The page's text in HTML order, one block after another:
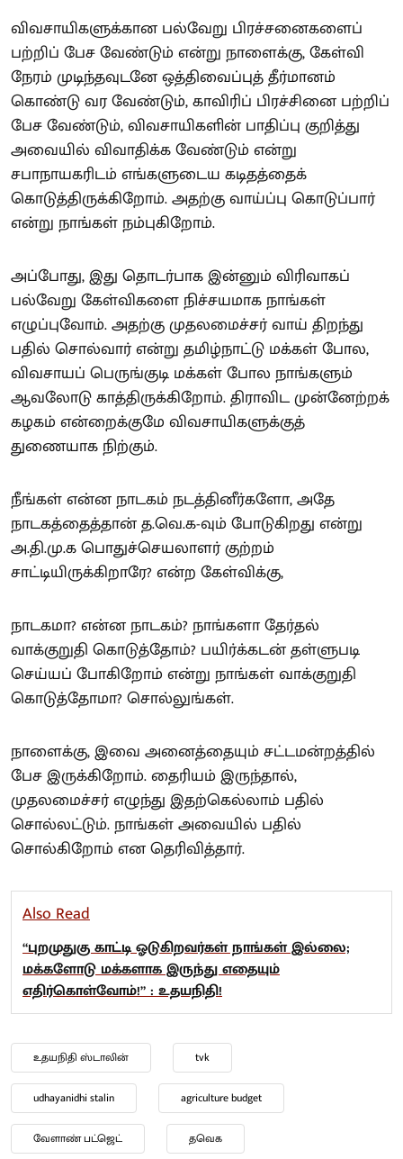
விவசாயிகளுக்கான பல்வேறு பிரச்சனைகளைப்
பற்றிப் பேச வேண்டும் என்று நாளைக்கு, கேள்வி
நேரம் முடிந்தவுடனே ஒத்திவைப்புத் தீர்மானம்
கொண்டு வர வேண்டும், காவிரிப் பிரச்சினை பற்றிப்
பேச வேண்டும், விவசாயிகளின் பாதிப்பு குறித்து
அவையில் விவாதிக்க வேண்டும் என்று
சபாநாயகரிடம் எங்களுடைய கடிதத்தைக்
கொடுத்திருக்கிறோம். அதற்கு வாய்ப்பு கொடுப்பார்
என்று நாங்கள் நம்புகிறோம்.
அப்போது, இது தொடர்பாக இன்னும் விரிவாகப்
பல்வேறு கேள்விகளை நிச்சயமாக நாங்கள்
எழுப்புவோம். அதற்கு முதலமைச்சர் வாய் திறந்து
பதில் சொல்வார் என்று தமிழ்நாட்டு மக்கள் போல,
விவசாயப் பெருங்குடி மக்கள் போல நாங்களும்
ஆவலோடு காத்திருக்கிறோம். திராவிட முன்னேற்றக்
கழகம் என்றைக்குமே விவசாயிகளுக்குத்
துணையாக நிற்கும்.
நீங்கள் என்ன நாடகம் நடத்தினீர்களோ, அதே
நாடகத்தைத்தான் த.வெ.க-வும் போடுகிறது என்று
அ.தி.மு.க பொதுச்செயலாளர் குற்றம்
சாட்டியிருக்கிறாரே? என்ற கேள்விக்கு,
நாடகமா? என்ன நாடகம்? நாங்களா தேர்தல்
வாக்குறுதி கொடுத்தோம்? பயிர்க்கடன் தள்ளுபடி
செய்யப் போகிறோம் என்று நாங்கள் வாக்குறுதி
கொடுத்தோமா? சொல்லுங்கள்.
நாளைக்கு, இவை அனைத்தையும் சட்டமன்றத்தில்
பேச இருக்கிறோம். தைரியம் இருந்தால்,
முதலமைச்சர் எழுந்து இதற்கெல்லாம் பதில்
சொல்லட்டும். நாங்கள் அவையில் பதில்
சொல்கிறோம் என தெரிவித்தார்.
Also Read
“புறமுதுகு காட்டி ஓடுகிறவர்கள் நாங்கள் இல்லை;
மக்களோடு மக்களாக இருந்து எதையும்
எதிர்கொள்வோம்!” : உதயநிதி!
உதயநிதி ஸ்டாலின் tvk
udhayanidhi stalin agriculture budget
வேளாண் பட்ஜெட் தவெக